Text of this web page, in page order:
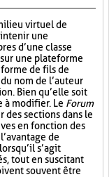
virtuel de
une
d’une classe
une plateforme
de fils de
nom de l’auteur
Bien qu’elle soit
à modifier. Le Forum
des sections dans le
en fonction des
de
s’agit
tout en suscitant
souvent être